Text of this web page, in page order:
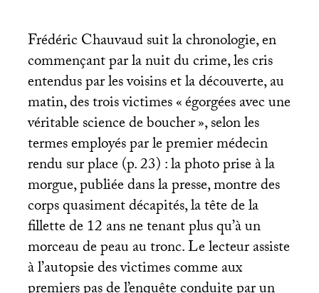
Frédéric Chauvaud suit la chronologie, en
commençant par la nuit du crime, les cris
entendus par les voisins et la découverte, au
matin, des trois victimes «égorgées avec une
véritable science de boucher», selon les
termes employés par le premier médecin
rendu sur place (p. 23) : la photo prise à la
morgue, publiée dans la presse, montre des
corps quasiment décapités, la tête de la
fillette de 12 ans ne tenant plus qu’à un
morceau de peau au tronc. Le lecteur assiste
à l’autopsie des victimes comme aux